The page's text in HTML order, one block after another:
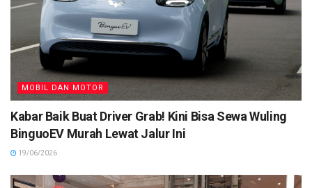
MOBIL DAN MOTOR
Kabar Baik Buat Driver Grab! Kini Bisa Sewa Wuling
BinguoEV Murah Lewat Jalur Ini
19/06/2026